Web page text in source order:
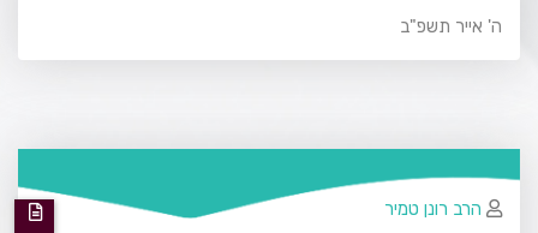
ה' אייר תשפ"ב
הרב רונן טמיר